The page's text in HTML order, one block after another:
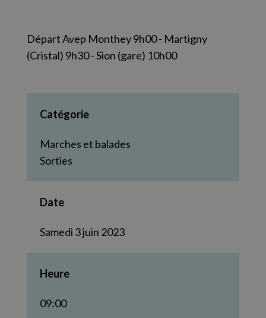
Départ Avep Monthey 9h00 - Martigny
(Cristal) 9h30 - Sion (gare) 10h00
Catégorie
Marches et balades
Sorties
Date
Samedi 3 juin 2023
Heure
09:00